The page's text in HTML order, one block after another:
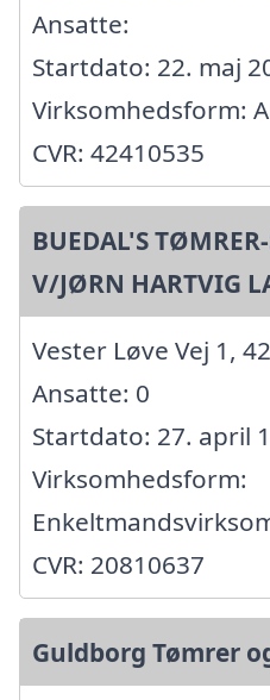
Ansatte:
Startdato: 22. maj
Virksomhedsform:
CVR: 42410535
BUEDAL'S
V/JØRN HARTVIG
Vester Løve Vej 1,
Ansatte: 0
Startdato: 27. april
Virksomhedsform:
CVR: 20810637
Guldborg Tømrer